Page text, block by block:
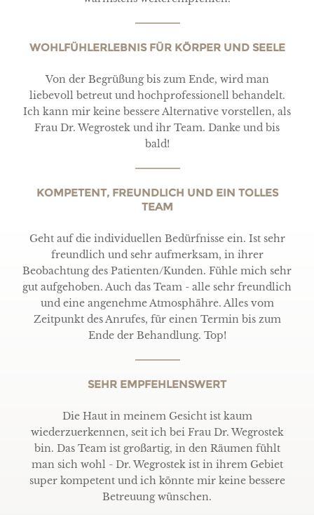
WOHLFÜHLERLEBNIS FÜR KÖRPER UND SEELE
Von der Begrüßung bis zum Ende, wird man
liebevoll betreut und hochprofessionell behandelt.
Ich kann mir keine bessere Alternative vorstellen, als
Frau Dr. Wegrostek und ihr Team. Danke und bis
bald!
KOMPETENT, FREUNDLICH UND EIN TOLLES
TEAM
Geht auf die individuellen Bedürfnisse ein. Ist sehr
freundlich und sehr aufmerksam, in ihrer
Beobachtung des Patienten/Kunden. Fühle mich sehr
gut aufgehoben. Auch das Team - alle sehr freundlich
und eine angenehme Atmosphähre. Alles vom
Zeitpunkt des Anrufes, für einen Termin bis zum
Ende der Behandlung. Top!
SEHR EMPFEHLENSWERT
Die Haut in meinem Gesicht ist kaum
wiederzuerkennen, seit ich bei Frau Dr. Wegrostek
bin. Das Team ist großartig, in den Räumen fühlt
man sich wohl - Dr. Wegrostek ist in ihrem Gebiet
super kompetent und ich könnte mir keine bessere
Betreuung wünschen.